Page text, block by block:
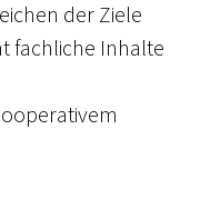
der Ziele
fachliche Inhalte